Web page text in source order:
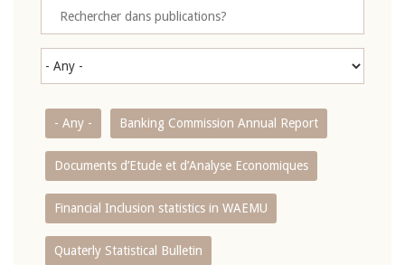
- Any - Banking Commission Annual Report
Documents d’Etude et d’Analyse Economiques
Financial Inclusion statistics in WAEMU
Quaterly Statistical Bulletin